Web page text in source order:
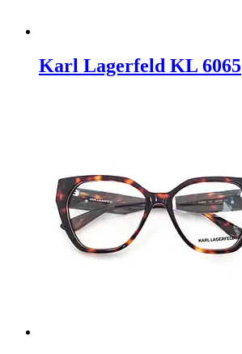
Karl Lagerfeld KL 6065